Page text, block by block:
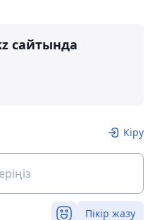
сайтында
Кіру
Пікір жазу